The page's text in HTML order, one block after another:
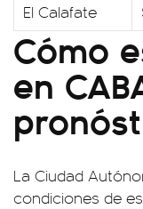
El Calafate
Cómo
en
La Ciudad
condiciones de